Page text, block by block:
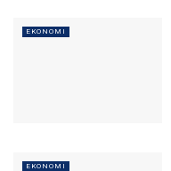
EKONOMI
EKONOMI